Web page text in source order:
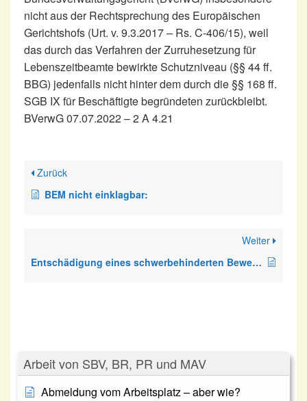
Arbeit von SBV, BR, PR und MAV
Abmeldung vom Arbeitsplatz – aber wie?
nicht aus der Rechtsprechung des Europäischen
Gerichtshofs (Urt. v. 9.3.2017 – Rs. C-406/15), weil
das durch das Verfahren der Zurruhesetzung für
Lebenszeitbeamte bewirkte Schutzniveau (§§ 44 ff.
BBG) jedenfalls nicht hinter dem durch die §§ 168 ff.
SGB IX für Beschäftigte begründeten zurückbleibt.
BVerwG 07.07.2022 – 2 A 4.21
Zurück
BEM nicht einklagbar:
Weiter
Entschädigung eines schwerbehinderten Bewerbers